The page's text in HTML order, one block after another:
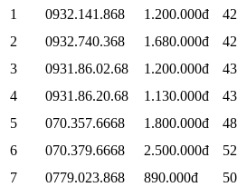
1
0932.141.868 1.200.000đ 42
2
0932.740.368 1.680.000đ 42
3
0931.86.02.68 1.200.000đ 43
4
0931.86.20.68 1.130.000đ 43
5
070.357.6668 1.800.000đ 48
6
070.379.6668 2.500.000đ 52
7
0779.023.868 890.000đ 50